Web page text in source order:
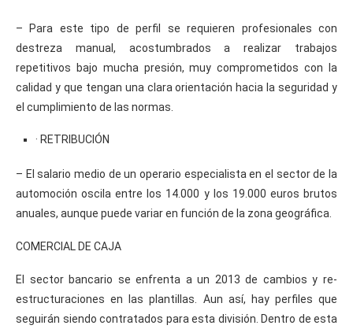
– Para este tipo de perfil se requieren profesionales con
destreza manual, acostumbrados a realizar trabajos
repetitivos bajo mucha presión, muy comprometidos con la
calidad y que tengan una clara orientación hacia la seguridad y
el cumplimiento de las normas.
· RETRIBUCIÓN
– El salario medio de un operario especialista en el sector de la
automoción oscila entre los 14.000 y los 19.000 euros brutos
anuales, aunque puede variar en función de la zona geográfica.
COMERCIAL DE CAJA
El sector bancario se enfrenta a un 2013 de cambios y re-
estructuraciones en las plantillas. Aun así, hay perfiles que
seguirán siendo contratados para esta división. Dentro de esta